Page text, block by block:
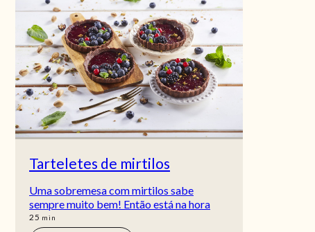
Tarteletes de mirtilos
Uma sobremesa com mirtilos sabe
sempre muito bem! Então está na hora
25 min
min